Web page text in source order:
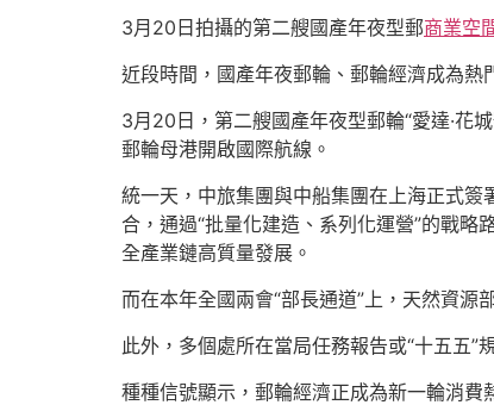
3月20日拍攝的第二艘國產年夜型郵商業空
近段時間，國產年夜郵輪、郵輪經濟成為熱
3月20日，第二艘國產年夜型郵輪“愛達·花
郵輪母港開啟國際航線。
統一天，中旅集團與中船集團在上海正式
合，通過“批量化建造、系列化運營”的戰
全產業鏈高質量發展。
而在本年全國兩會“部長通道”上，天然資源
此外，多個處所在當局任務報告或“十五五”
種種信號顯示，郵輪經濟正成為新一輪消費